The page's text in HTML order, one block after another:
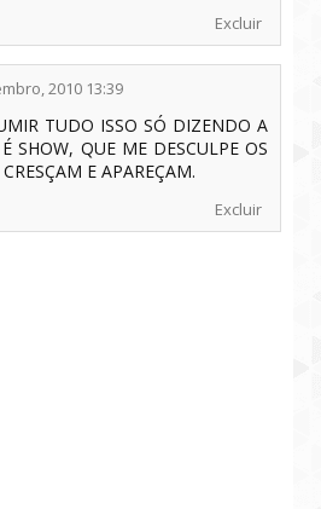
Excluir
2010 13:39
TUDO ISSO SÓ DIZENDO A
SHOW, QUE ME DESCULPE OS
E APAREÇAM.
Excluir